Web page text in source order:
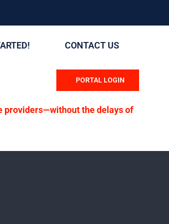
CONTACT US
PORTAL LOGIN
providers—without the delays of